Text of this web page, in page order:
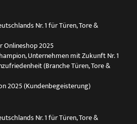
Nr. 1 für Türen, Tore &
Onlineshop 2025
Unternehmen mit Zukunft Nr. 1
(Branche Türen, Tore &
2025 (Kundenbegeisterung)
Nr. 1 für Türen, Tore &